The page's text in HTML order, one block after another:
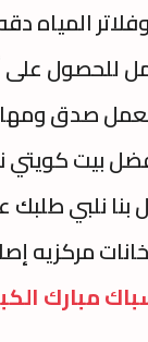
المياه
للحصول
صدق
بيت كويتي
بنا نلبي
مركزيه
مبارك